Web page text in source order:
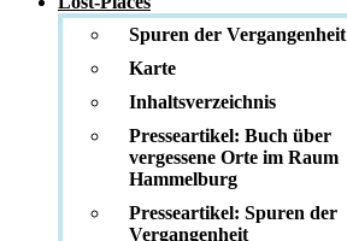
Spuren der Vergangenheit
Karte
Inhaltsverzeichnis
Presseartikel: Buch über
vergessene Orte im Raum
Hammelburg
Presseartikel: Spuren der
Vergangenheit